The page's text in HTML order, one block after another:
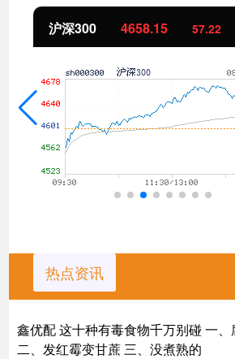
北证50 1119.46 25.97
热点资讯
鑫优配 这十种有毒食物千万别碰 一
二、发红霉变甘蔗 三、没煮熟的